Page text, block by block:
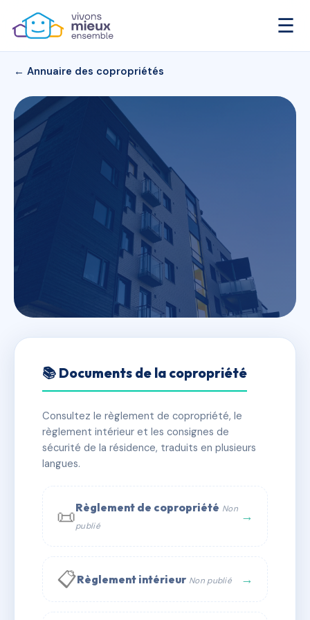
☰
← Annuaire des copropriétés
37 RUE RIBERA
✓ Immatriculée 🏠 41 lots 🏗 1 bâtiment(s)
📞 Contacter Syndic Digital
📚 Documents de la copropriété
Consultez le règlement de copropriété, le
règlement intérieur et les consignes de
sécurité de la résidence, traduits en plusieurs
langues.
📜Règlement de copropriété Non
publié
→
📋Règlement intérieur Non publié →